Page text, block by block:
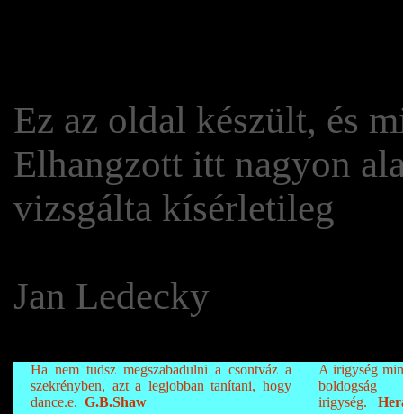
Ez az oldal készült, és
Elhangzott itt nagyon
vizsgálta kísérletileg
Jan Ledecky
Ha nem tudsz megszabadulni a csontváz a
szekrényben, azt a legjobban tanítani, hogy
dance.e. G.B.Shaw
A irigység
irigység.